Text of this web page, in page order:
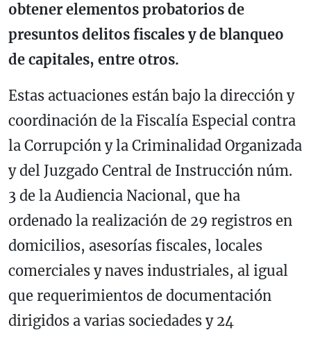
obtener elementos probatorios de
presuntos delitos fiscales y de blanqueo
de capitales, entre otros.
Estas actuaciones están bajo la dirección y
coordinación de la Fiscalía Especial contra
la Corrupción y la Criminalidad Organizada
y del Juzgado Central de Instrucción núm.
3 de la Audiencia Nacional, que ha
ordenado la realización de 29 registros en
domicilios, asesorías fiscales, locales
comerciales y naves industriales, al igual
que requerimientos de documentación
dirigidos a varias sociedades y 24